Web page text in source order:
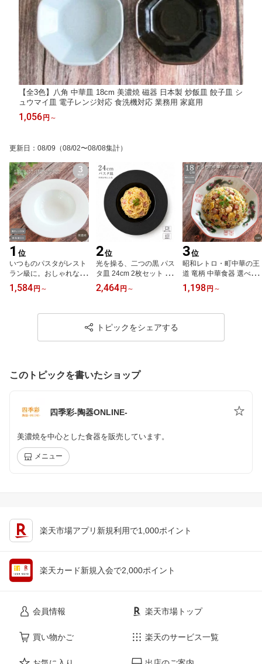
【全3色】八角 中華皿 18cm 美濃焼 磁器 日本製 炒飯皿 餃子皿 シ
ュウマイ皿 電子レンジ対応 食洗機対応 業務用 家庭用
1,056円 ～
更新日 ： 08/09 （08/02〜08/08集計）
1 位
いつものパスタがレスト
ラン級に。おしゃれなく
ぼみ皿 22〜26cm 美濃焼
【選べる3サイズ】ディ
皿 カフェ風 食器 陶器 四
1,584円 ～
2位
光を操る、二つの黒 パス
タ皿 24cm 2枚セット 送
料無料 美濃焼 質感で魅
せるリム皿 マット×シャ
ゃれ モダン シック 四季
彩 ナイトストリーム
2,464円 ～
3位
昭和レトロ・町中華の王
道 竜柄 中華食器 選べる3
タイプ 八角皿 21cm高台
丼 20cm切立丼 赤巻 龍
餃子 焼き飯 ラーメン丼
1,198円 ～
トピックをシェアする
このトピックを書いたショップ
四季彩-陶器ONLINE-
美濃焼を中心とした食器を販売しています。
メニュー
楽天市場アプリ新規利用で1,000ポイント
楽天カード新規入会で2,000ポイント
会員情報
買い物かご
楽天市場トップ
楽天のサービス一覧